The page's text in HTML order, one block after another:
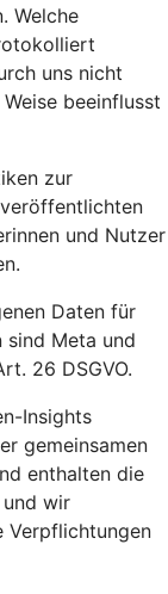
Welche
uns nicht
beeinflusst
zur
und Nutzer
Daten für
Meta und
26 DSGVO.
Insights
gemeinsamen
enthalten die
und wir
Verpflichtungen